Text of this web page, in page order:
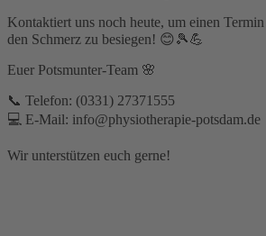
Kontaktiert uns noch heute, um einen
den Schmerz zu besiegen! 😊🎾💪
Euer Potsmunter-Team 🌸
📞 Telefon: (0331) 27371555⁣
💻 E-Mail: info@physiotherapie-potsdam.de
Wir unterstützen euch gerne!